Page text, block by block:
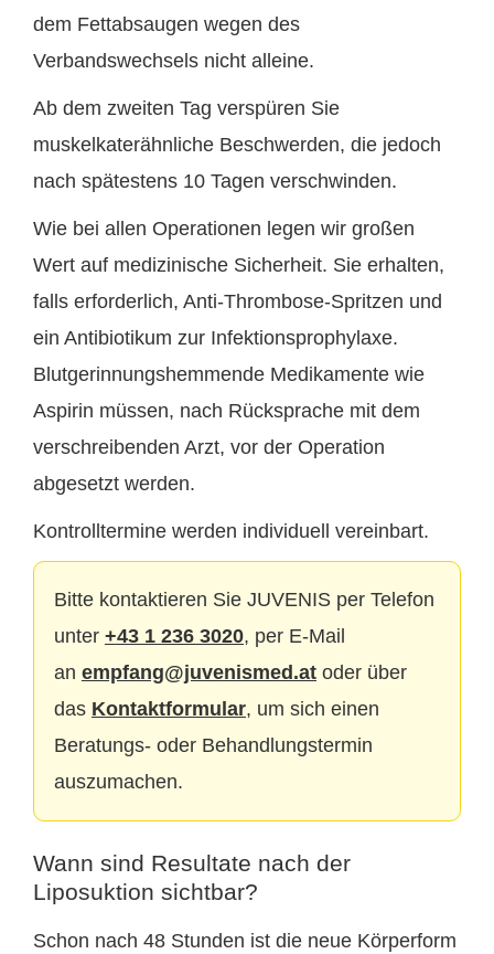
dem Fettabsaugen wegen des
Verbandswechsels nicht alleine.
Ab dem zweiten Tag verspüren Sie
muskelkaterähnliche Beschwerden, die jedoch
nach spätestens 10 Tagen verschwinden.
Wie bei allen Operationen legen wir großen
Wert auf medizinische Sicherheit. Sie erhalten,
falls erforderlich, Anti-Thrombose-Spritzen und
ein Antibiotikum zur Infektionsprophylaxe.
Blutgerinnungshemmende Medikamente wie
Aspirin müssen, nach Rücksprache mit dem
verschreibenden Arzt, vor der Operation
abgesetzt werden.
Kontrolltermine werden individuell vereinbart.
Bitte kontaktieren Sie JUVENIS per Telefon
unter +43 1 236 3020, per E-Mail
an empfang@juvenismed.at oder über
das Kontaktformular, um sich einen
Beratungs- oder Behandlungstermin
auszumachen.
Wann sind Resultate nach der
Liposuktion sichtbar?
Schon nach 48 Stunden ist die neue Körperform